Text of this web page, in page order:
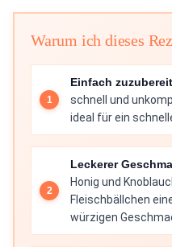
Warum ich dieses
Einfach
schnell und
ideal für ein
Leckerer
Honig und
Fleischbällchen
würzigen